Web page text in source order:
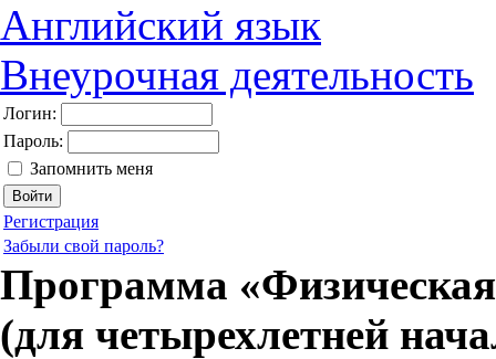
Английский язык
Внеурочная деятельность
Логин:
Пароль:
Запомнить меня
Регистрация
Забыли свой пароль?
Программа
(для четырехлетней